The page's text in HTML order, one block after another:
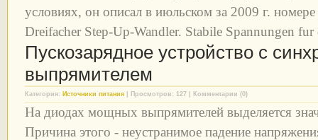
условиях, он описал в июльском за 2009 г.
Dreifacher Step-Up-Wandler. Stabile Spannungen
Пускозарядное устройство с
выпрямителем
Категория: Источники питания | Просмотров: 127 | Комментарии (0)
На диодах мощных выпрямителей выделяется
Причина этого - неустранимое падение